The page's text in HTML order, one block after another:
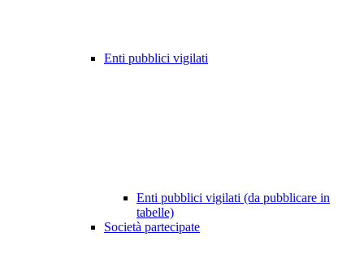
Enti pubblici vigilati
Enti pubblici vigilati (da pubblicare in
tabelle)
Società partecipate